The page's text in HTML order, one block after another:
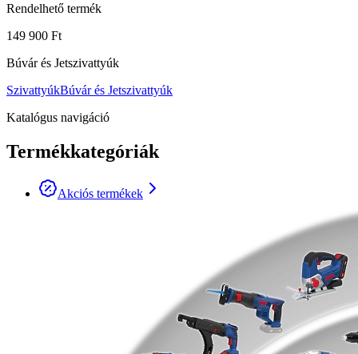
Rendelhető termék
149 900 Ft
Búvár és Jetszivattyúk
SzivattyúkBúvár és Jetszivattyúk
Katalógus navigáció
Termékkategóriák
Akciós termékek